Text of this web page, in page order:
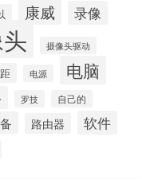
康威 录像
摄像头驱动
电源 电脑
罗技 自己的
路由器
软件